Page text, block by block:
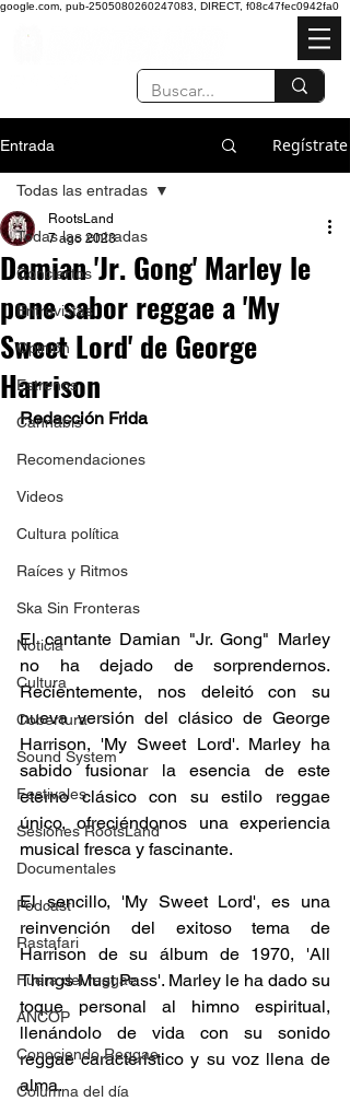
google.com, pub-2505080260247083, DIRECT, f08c47fec0942fa0
Entrada Regístrate
Todas las entradas
Conciertos
Entrevistas
Opinión
Estrenos
Cannabis
Recomendaciones
Videos
Cultura política
Raíces y Ritmos
Ska Sin Fronteras
Noticia
Cultura
Cobertura
Sound System
Festivales
Sesiones RootsLand
Documentales
Podcast
Rastafari
Fuera del reggae
ANCOP
Conociendo Reggae
Columna del día
Todas las entradas
Damian 'Jr. Gong' Marley le
pone sabor reggae a 'My
Sweet Lord' de George
Harrison
RootsLand
7 ago 2023
Redacción Frida
El cantante Damian "Jr. Gong" Marley
no ha dejado de sorprendernos.
Recientemente, nos deleitó con su
nueva versión del clásico de George
Harrison, 'My Sweet Lord'. Marley ha
sabido fusionar la esencia de este
eterno clásico con su estilo reggae
único, ofreciéndonos una experiencia
musical fresca y fascinante.
El sencillo, 'My Sweet Lord', es una
reinvención del exitoso tema de
Harrison de su álbum de 1970, 'All
Things Must Pass'. Marley le ha dado su
toque personal al himno espiritual,
llenándolo de vida con su sonido
reggae característico y su voz llena de
alma.